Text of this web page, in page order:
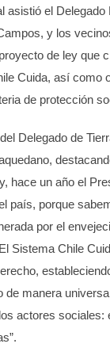
asistió el Delegado
y los
de ley que
Cuida, así como
de protección
Delegado de
hace un año el
país, porque
por el
Sistema Chile
de manera
actores sociales: